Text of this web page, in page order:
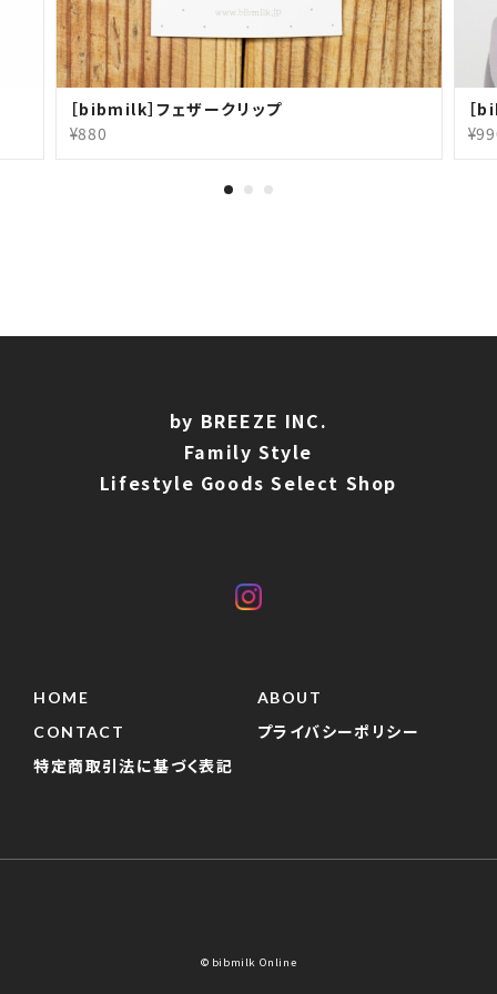
［bibmilk］フェザークリップ
¥880
［
by BREEZE INC.
Family Style
Lifestyle Goods Select Shop
HOME
ABOUT
CONTACT
プライバシーポリシー
特定商取引法に基づく表記
© bibmilk Online